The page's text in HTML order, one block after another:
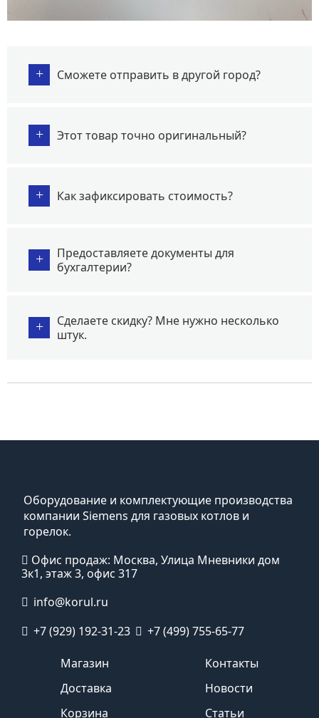
+ Сможете отправить в другой город?
+ Этот товар точно оригинальный?
+ Как зафиксировать стоимость?
+
Предоставляете документы для
бухгалтерии?
+
Сделаете скидку? Мне нужно несколько
штук.
Оборудование и комплектующие производства
компании Siemens для газовых котлов и
горелок.
Офис продаж: Москва, Улица Мневники дом
3к1, этаж 3, офис 317
info@korul.ru
+7 (929) 192-31-23
+7 (499) 755-65-77
Магазин
Доставка
Корзина
Контакты
Новости
Статьи